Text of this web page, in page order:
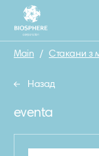
Main / Стакани з
Назад
eventa